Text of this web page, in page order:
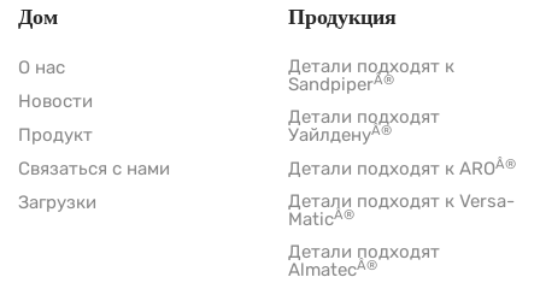
Дом
О нас
Новости
Продукт
Связаться с нами
Загрузки
Продукция
Детали подходят к
SandpiperÂ®
Детали подходят
УайлденуÂ®
Детали подходят к AROÂ®
Детали подходят к Versa-
MaticÂ®
Детали подходят
AlmatecÂ®